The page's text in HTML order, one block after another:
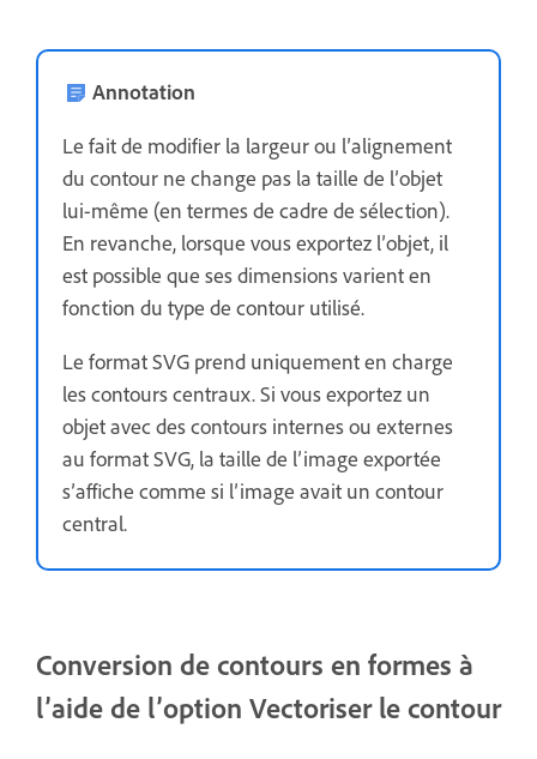
Annotation
Le fait de modifier la largeur ou l’alignement
du contour ne change pas la taille de l’objet
lui-même (en termes de cadre de sélection).
En revanche, lorsque vous exportez l’objet, il
est possible que ses dimensions varient en
fonction du type de contour utilisé.
Le format SVG prend uniquement en charge
les contours centraux. Si vous exportez un
objet avec des contours internes ou externes
au format SVG, la taille de l’image exportée
s’affiche comme si l’image avait un contour
central.
Conversion de contours en formes à
l’aide de l’option Vectoriser le contour